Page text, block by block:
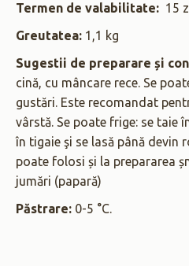
Termen de valabilitate: 15
Greutatea: 1,1 kg
Sugestii de preparare și
cină, cu mâncare rece. Se
gustări. Este recomandat
vârstă. Se poate frige: se taie
în tigaie şi se lasă până devin
poate folosi și la prepararea
jumări (papară)
Păstrare: 0-5 °C.